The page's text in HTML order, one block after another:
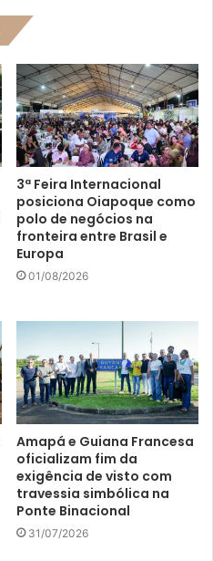
3ª Feira Internacional
posiciona Oiapoque como
polo de negócios na
fronteira entre Brasil e
Europa
01/08/2026
Amapá e Guiana Francesa
oficializam fim da
exigência de visto com
travessia simbólica na
Ponte Binacional
31/07/2026